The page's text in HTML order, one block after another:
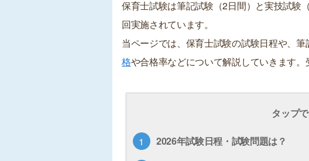
保育士試験は筆記試験（2日間）と実技試験
回実施されています。
当ページでは、保育士試験の試験日程や、筆
格や合格率などについて解説していきます。
タップ
2026年試験日程・試験問題は？